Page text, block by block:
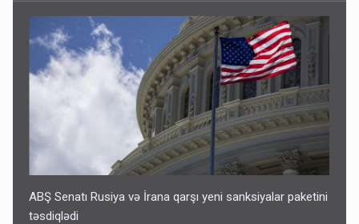
ABŞ Senatı Rusiya və İrana qarşı yeni sanksiyalar paketini
təsdiqlədi